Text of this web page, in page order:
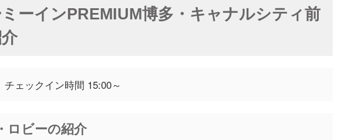
ミーインPREMIUM博多・キャナルシティ前
チェックイン時間 15:00～
ロビーの紹介